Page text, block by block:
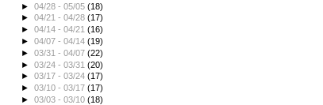
►04/28 - 05/05(18)
►04/21 - 04/28(17)
►04/14 - 04/21(16)
►04/07 - 04/14(19)
►03/31 - 04/07(22)
►03/24 - 03/31(20)
►03/17 - 03/24(17)
►03/10 - 03/17(17)
►03/03 - 03/10(18)